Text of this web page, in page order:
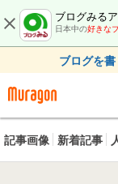
ブログみる
日本中の好きな
ブログを
記事画像 新着記事